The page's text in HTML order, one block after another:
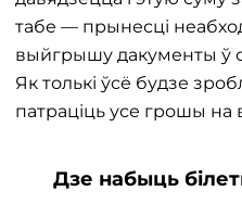
табе — прынесці
выйгрышу дакументы ў
Як толькі ўсё будзе
патраціць усе грошы
Дзе набыць